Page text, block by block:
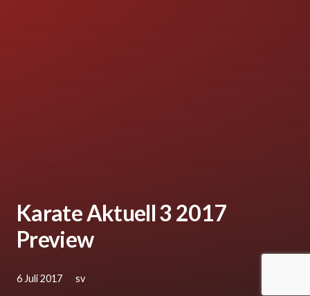
Karate Aktuell 3 2017
Preview
6 Juli 2017 sv